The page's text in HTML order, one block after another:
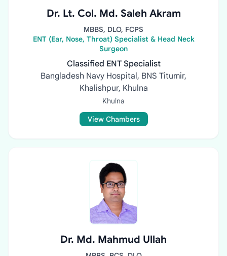
Dr. Lt. Col. Md. Saleh Akram
MBBS, DLO, FCPS
ENT (Ear, Nose, Throat) Specialist & Head Neck
Surgeon
Classified ENT Specialist
Bangladesh Navy Hospital, BNS Titumir,
Khalishpur, Khulna
Khulna
View Chambers
Dr. Md. Mahmud Ullah